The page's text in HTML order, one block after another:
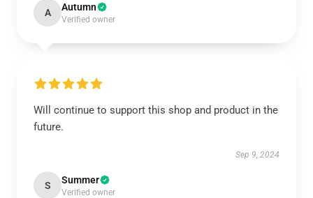
A Autumn
Verified owner
Will continue to support this shop and product in the
future.
Sep 9, 2024
S Summer
Verified owner